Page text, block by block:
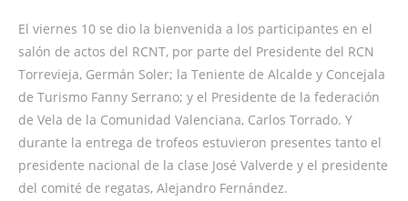
El viernes 10 se dio la bienvenida a los participantes en el
salón de actos del RCNT, por parte del Presidente del RCN
Torrevieja, Germán Soler; la Teniente de Alcalde y Concejala
de Turismo Fanny Serrano; y el Presidente de la federación
de Vela de la Comunidad Valenciana, Carlos Torrado. Y
durante la entrega de trofeos estuvieron presentes tanto el
presidente nacional de la clase José Valverde y el presidente
del comité de regatas, Alejandro Fernández.